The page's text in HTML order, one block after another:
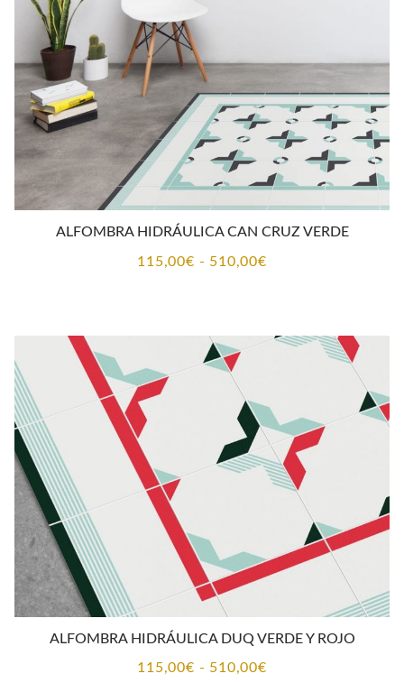
ALFOMBRA HIDRÁULICA CAN CRUZ VERDE
115,00€ - 510,00€Rango
desde
510,00€
ALFOMBRA HIDRÁULICA DUQ VERDE Y ROJO
115,00€ - 510,00€Rango